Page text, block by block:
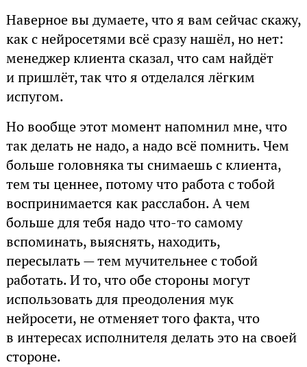
Наверное вы думаете, что я вам сейчас скажу,
как с нейросетями всё сразу нашёл, но нет:
менеджер клиента сказал, что сам найдёт
и пришлёт, так что я отделался лёгким
испугом.
Но вообще этот момент напомнил мне, что
так делать не надо, а надо всё помнить. Чем
больше головняка ты снимаешь с клиента,
тем ты ценнее, потому что работа с тобой
воспринимается как расслабон. А чем
больше для тебя надо что-то самому
вспоминать, выяснять, находить,
пересылать — тем мучительнее с тобой
работать. И то, что обе стороны могут
использовать для преодоления мук
нейросети, не отменяет того факта, что
в интересах исполнителя делать это на своей
стороне.